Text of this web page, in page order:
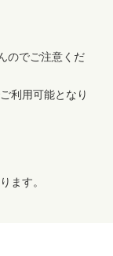
のでご注意くだ
利用可能となり
ます。